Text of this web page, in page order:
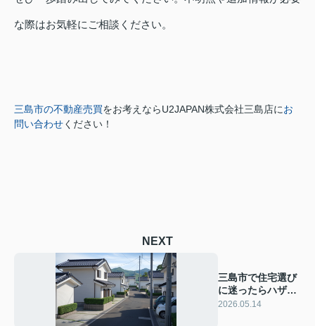
な際はお気軽にご相談ください。
三島市の不動産売買をお考えならU2JAPAN株式会社三島店にお
問い合わせください！
NEXT
三島市で住宅選び
に迷ったらハザー
ドマップは必見！
2026.05.14